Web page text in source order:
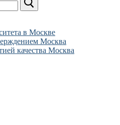
в Москве
Москва
качества Москва